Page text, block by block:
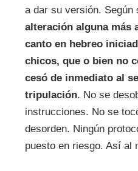
a dar su versión. Según
alteración alguna más
canto en hebreo
chicos, que o bien no
cesó de inmediato al
tripulación. No se
instrucciones. No se
desorden. Ningún
puesto en riesgo. Así al